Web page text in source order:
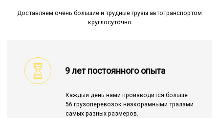
Доставляем очень большие и трудные грузы автотранспортом
круглосуточно
9 лет постоянного опыта
Каждый день нами производится больше
56 грузоперевозок низкорамными тралами
самых разных размеров.